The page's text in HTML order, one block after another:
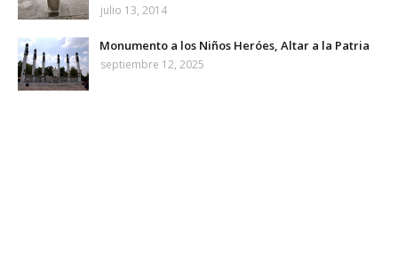
julio 13, 2014
Monumento a los Niños Heróes, Altar a la Patria
septiembre 12, 2025